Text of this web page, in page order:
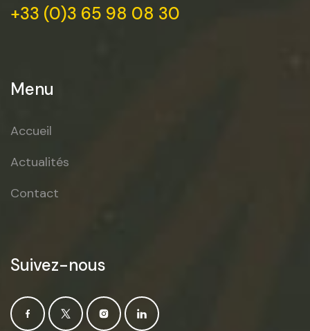
+33 (0)3 65 98 08 30
Menu
Accueil
Actualités
Contact
Suivez-nous